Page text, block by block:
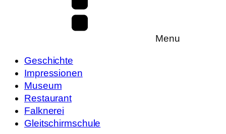
Menu
Geschichte
Impressionen
Museum
Restaurant
Falknerei
Gleitschirmschule